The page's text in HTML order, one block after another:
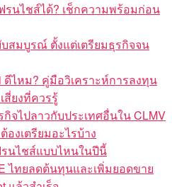
รนไชส์ได้? เช็กความพร้อมก่อน
สมบูรณ์ ตั้งแต่เตรียมธุรกิจจน
ดีไหม? คู่มือวิเคราะห์การลงทุน
สี่ยงที่ควรรู้
กิจไปลาวกับประเทศอื่นใน CLMV
งเตรียมอะไรบ้าง
นไชส์แบบไหนในปีนี้
ไทยลดต้นทุนและเพิ่มยอดขาย